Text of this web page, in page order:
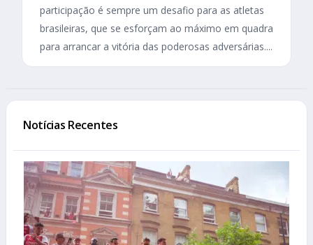
participação é sempre um desafio para as atletas
brasileiras, que se esforçam ao máximo em quadra
para arrancar a vitória das poderosas adversárias....
Notícias Recentes